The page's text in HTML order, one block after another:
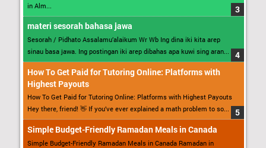
in Alm...
materi sesorah bahasa jawa
Sesorah / Pidhato Assalamu’alaikum Wr Wb Ing dina iki kita arep
sinau basa jawa. Ing postingan iki arep dibahas apa kuwi sing aran...
How To Get Paid for Tutoring Online: Platforms with
Highest Payouts
How To Get Paid for Tutoring Online: Platforms with Highest Payouts
Hey there, friend! 👋 If you’ve ever explained a math problem to so...
Simple Budget-Friendly Ramadan Meals in Canada
Simple Budget-Friendly Ramadan Meals in Canada Ramadan in